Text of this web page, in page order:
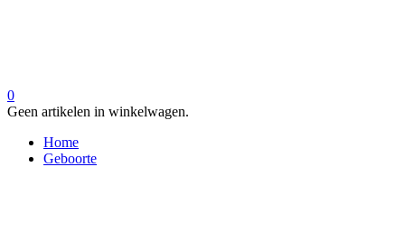
0
Geen artikelen in winkelwagen.
Home
Geboorte